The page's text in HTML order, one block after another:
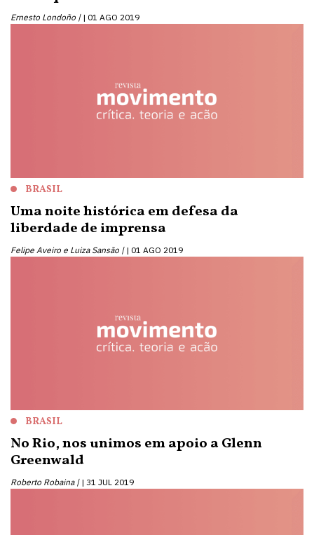
Ernesto Londoño | 01 AGO 2019
BRASIL
Uma noite histórica em defesa da
liberdade de imprensa
Felipe Aveiro e Luiza Sansão | 01 AGO 2019
BRASIL
No Rio, nos unimos em apoio a Glenn
Greenwald
Roberto Robaina | 31 JUL 2019